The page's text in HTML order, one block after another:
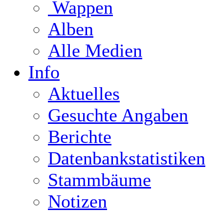
Wappen
Alben
Alle Medien
Info
Aktuelles
Gesuchte Angaben
Berichte
Datenbankstatistiken
Stammbäume
Notizen